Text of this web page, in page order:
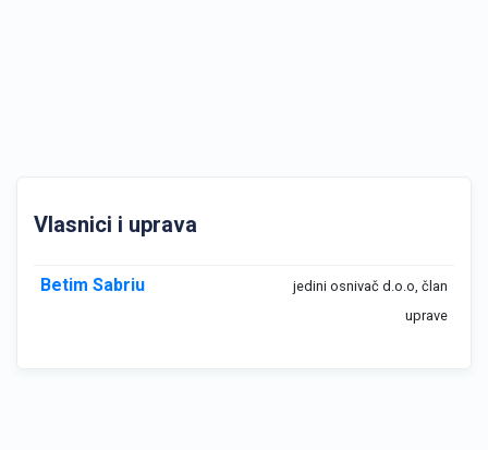
Vlasnici i uprava
Betim Sabriu
jedini osnivač d.o.o, član
uprave